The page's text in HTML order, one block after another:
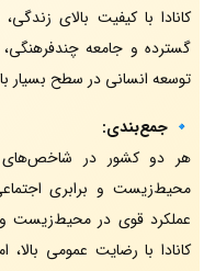
کانادا با کیفیت بالای
گسترده و جامعه
توسعه انسانی در سطح بسیار
🔹 جمع‌بندی:
هر دو کشور در شاخص‌های
محیط‌زیست و برابری
عملکرد قوی در محیط‌زیست و
کانادا با رضایت عمومی